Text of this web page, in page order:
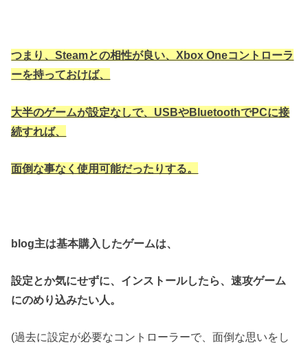
つまり、Steamとの相性が良い、Xbox Oneコントローラ
ーを持っておけば、
大半のゲームが設定なしで、USBやBluetoothでPCに接
続すれば、
面倒な事なく使用可能だったりする。
blog主は基本購入したゲームは、
設定とか気にせずに、インストールしたら、速攻ゲーム
にのめり込みたい人。
(過去に設定が必要なコントローラーで、面倒な思いをし